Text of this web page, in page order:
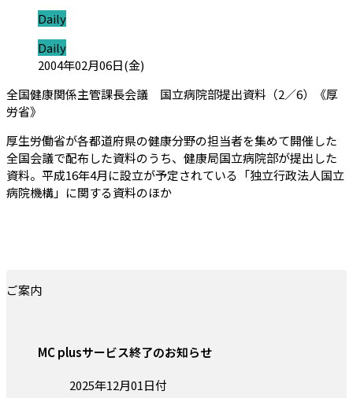
ジャンル:
Daily
ジャンル:
Daily
投稿日:2004年02月06日(金)
全国健康関係主管課長会議 国立病院部提出資料（2／6）《厚
労省》
厚生労働省が各都道府県の健康分野の担当者を集めて開催した
全国会議で配布した資料のうち、健康局国立病院部が提出した
資料。平成16年4月に設立が予定されている「独立行政法人国立
病院機構」に関する資料のほか
ご案内
MC plusサービス終了のお知らせ
投稿日:2025年12月01日付